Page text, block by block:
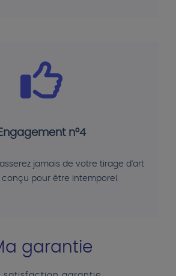
Engagement n°4
jamais de votre tirage d'art
conçu pour être intemporel.
garantie